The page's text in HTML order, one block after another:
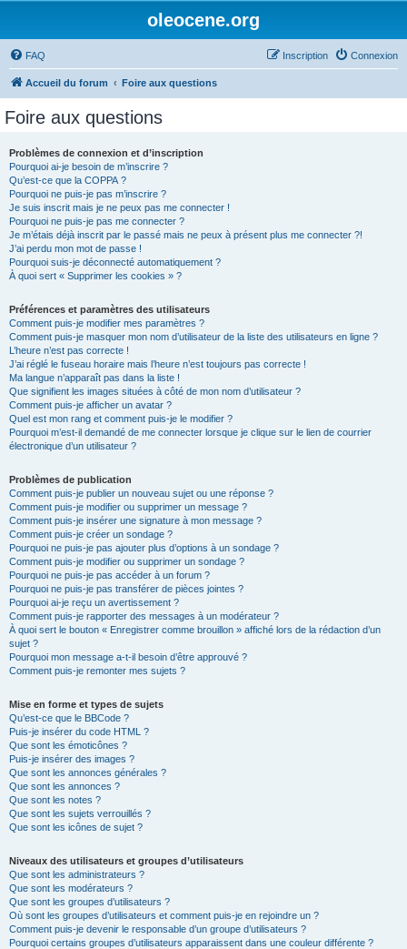
oleocene.org
FAQ Connexion
Inscription
Accueil du forum Foire aux questions
Foire aux questions
Problèmes de connexion et d’inscription
Pourquoi ai-je besoin de m’inscrire ?
Qu’est-ce que la COPPA ?
Pourquoi ne puis-je pas m’inscrire ?
Je suis inscrit mais je ne peux pas me connecter !
Pourquoi ne puis-je pas me connecter ?
Je m’étais déjà inscrit par le passé mais ne peux à présent plus me connecter ?!
J’ai perdu mon mot de passe !
Pourquoi suis-je déconnecté automatiquement ?
À quoi sert « Supprimer les cookies » ?
Préférences et paramètres des utilisateurs
Comment puis-je modifier mes paramètres ?
Comment puis-je masquer mon nom d’utilisateur de la liste des utilisateurs en ligne ?
L’heure n’est pas correcte !
J’ai réglé le fuseau horaire mais l’heure n’est toujours pas correcte !
Ma langue n’apparaît pas dans la liste !
Que signifient les images situées à côté de mon nom d’utilisateur ?
Comment puis-je afficher un avatar ?
Quel est mon rang et comment puis-je le modifier ?
Pourquoi m’est-il demandé de me connecter lorsque je clique sur le lien de courrier
électronique d’un utilisateur ?
Problèmes de publication
Comment puis-je publier un nouveau sujet ou une réponse ?
Comment puis-je modifier ou supprimer un message ?
Comment puis-je insérer une signature à mon message ?
Comment puis-je créer un sondage ?
Pourquoi ne puis-je pas ajouter plus d’options à un sondage ?
Comment puis-je modifier ou supprimer un sondage ?
Pourquoi ne puis-je pas accéder à un forum ?
Pourquoi ne puis-je pas transférer de pièces jointes ?
Pourquoi ai-je reçu un avertissement ?
Comment puis-je rapporter des messages à un modérateur ?
À quoi sert le bouton « Enregistrer comme brouillon » affiché lors de la rédaction d’un
sujet ?
Pourquoi mon message a-t-il besoin d’être approuvé ?
Comment puis-je remonter mes sujets ?
Mise en forme et types de sujets
Qu’est-ce que le BBCode ?
Puis-je insérer du code HTML ?
Que sont les émoticônes ?
Puis-je insérer des images ?
Que sont les annonces générales ?
Que sont les annonces ?
Que sont les notes ?
Que sont les sujets verrouillés ?
Que sont les icônes de sujet ?
Niveaux des utilisateurs et groupes d’utilisateurs
Que sont les administrateurs ?
Que sont les modérateurs ?
Que sont les groupes d’utilisateurs ?
Où sont les groupes d’utilisateurs et comment puis-je en rejoindre un ?
Comment puis-je devenir le responsable d’un groupe d’utilisateurs ?
Pourquoi certains groupes d’utilisateurs apparaissent dans une couleur différente ?